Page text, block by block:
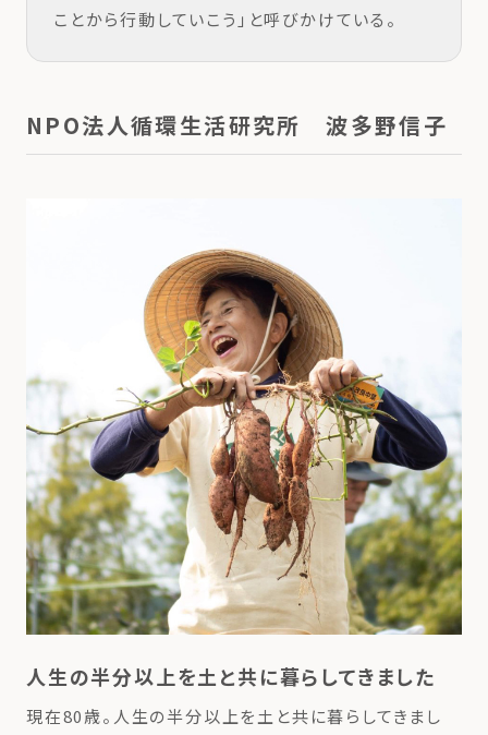
ことから行動していこう」と呼びかけている。
NPO法人循環生活研究所 波多野信子
人生の半分以上を土と共に暮らしてきました
現在80歳。人生の半分以上を土と共に暮らしてきまし